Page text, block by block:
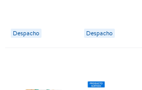
Despacho Despacho